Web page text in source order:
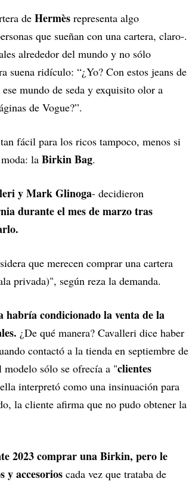
de Hermès representa algo
que sueñan con una cartera, claro-.
alrededor del mundo y no sólo
suena ridículo: “¿Yo? Con estos jeans de
mundo de seda y exquisito olor a
de Vogue?”.
fácil para los ricos tampoco, menos si
la Birkin Bag.
y Mark Glinoga- decidieron
durante el mes de marzo tras
que merecen comprar una cartera
privada)", según reza la demanda.
habría condicionado la venta de la
¿De qué manera? Cavalleri dice haber
contactó a la tienda en septiembre de
sólo se ofrecía a "clientes
interpretó como una insinuación para
la cliente afirma que no pudo obtener la
2023 comprar una Birkin, pero le
y accesorios cada vez que trataba de